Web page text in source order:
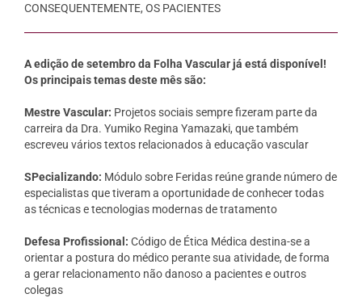
CONSEQUENTEMENTE, OS PACIENTES
A edição de setembro da Folha Vascular já está disponível!
Os principais temas deste mês são:
Mestre Vascular: Projetos sociais sempre fizeram parte da
carreira da Dra. Yumiko Regina Yamazaki, que também
escreveu vários textos relacionados à educação vascular
SPecializando: Módulo sobre Feridas reúne grande número de
especialistas que tiveram a oportunidade de conhecer todas
as técnicas e tecnologias modernas de tratamento
Defesa Profissional: Código de Ética Médica destina-se a
orientar a postura do médico perante sua atividade, de forma
a gerar relacionamento não danoso a pacientes e outros
colegas